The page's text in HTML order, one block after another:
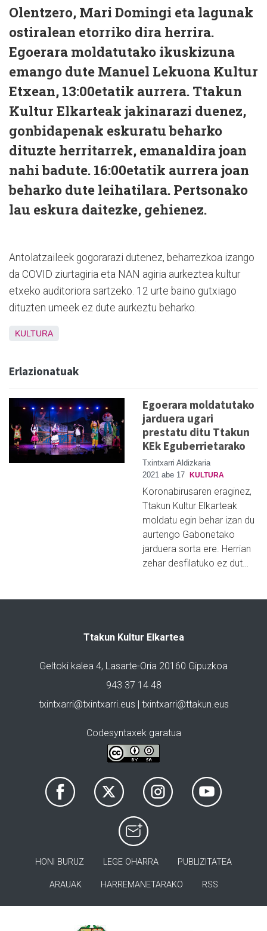
Olentzero, Mari Domingi eta lagunak
ostiralean etorriko dira herrira.
Egoerara moldatutako ikuskizuna
emango dute Manuel Lekuona Kultur
Etxean, 13:00etatik aurrera. Ttakun
Kultur Elkarteak jakinarazi duenez,
gonbidapenak eskuratu beharko
dituzte herritarrek, emanaldira joan
nahi badute. 16:00etatik aurrera joan
beharko dute leihatilara. Pertsonako
lau eskura daitezke, gehienez.
Antolatzaileek gogorarazi dutenez, beharrezkoa izango
da COVID ziurtagiria eta NAN agiria aurkeztea kultur
etxeko auditoriora sartzeko. 12 urte baino gutxiago
dituzten umeek ez dute aurkeztu beharko.
KULTURA
Erlazionatuak
Egoerara moldatutako
jarduera ugari
prestatu ditu Ttakun
KEk Eguberrietarako
Txintxarri Aldizkaria
2021 abe 17
KULTURA
Koronabirusaren eraginez,
Ttakun Kultur Elkarteak
moldatu egin behar izan du
aurtengo Gabonetako
jarduera sorta ere. Herrian
zehar desfilatuko ez dut…
Ttakun Kultur Elkartea
Geltoki kalea 4, Lasarte-Oria 20160 Gipuzkoa
943 37 14 48
txintxarri@txintxarri.eus | txintxarri@ttakun.eus
Codesyntaxek garatua
HONI BURUZ LEGE OHARRA PUBLIZITATEA
ARAUAK HARREMANETARAKO RSS